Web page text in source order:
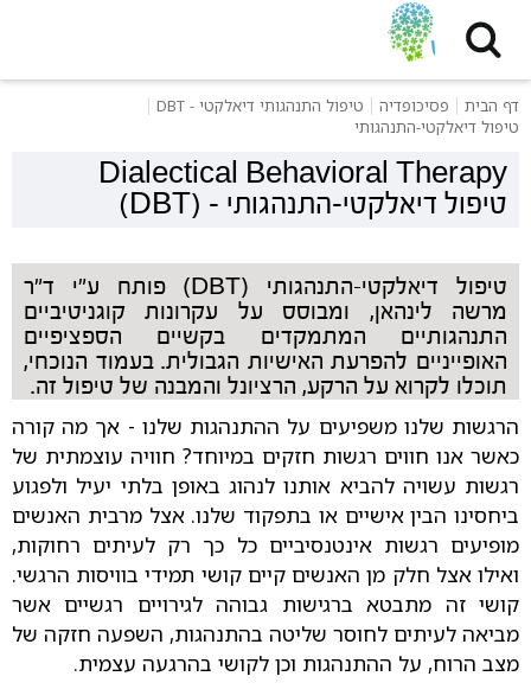
דף הבית פסיכופדיה
טיפול התנהגותי דיאלקטי - DBT
טיפול דיאלקטי-התנהגותי
Dialectical Behavioral Therapy
(DBT) - טיפול דיאלקטי-התנהגותי
טיפול דיאלקטי-התנהגותי (DBT) פותח ע"י ד"ר
מרשה לינהאן, ומבוסס על עקרונות קוגניטיביים
התנהגותיים המתמקדים בקשיים הספציפיים
האופייניים להפרעת האישיות הגבולית. בעמוד הנוכחי,
תוכלו לקרוא על הרקע, הרציונל והמבנה של טיפול זה.
הרגשות שלנו משפיעים על ההתנהגות שלנו - אך מה קורה
כאשר אנו חווים רגשות חזקים במיוחד? חוויה עוצמתית של
רגשות עשויה להביא אותנו לנהוג באופן בלתי יעיל ולפגוע
ביחסינו הבין אישיים או בתפקוד שלנו. אצל מרבית האנשים
מופיעים רגשות אינטנסיביים כל כך רק לעיתים רחוקות,
ואילו אצל חלק מן האנשים קיים קושי תמידי בוויסות הרגשי.
קושי זה מתבטא ברגישות גבוהה לגירויים רגשיים אשר
מביאה לעיתים לחוסר שליטה בהתנהגות, השפעה חזקה של
מצב הרוח, על ההתנהגות וכן לקושי בהרגעה עצמית.